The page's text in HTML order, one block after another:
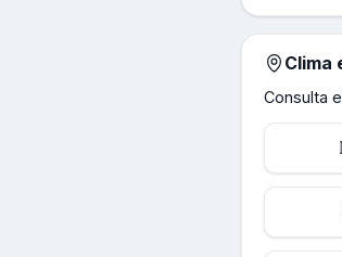
Clima
Consulta